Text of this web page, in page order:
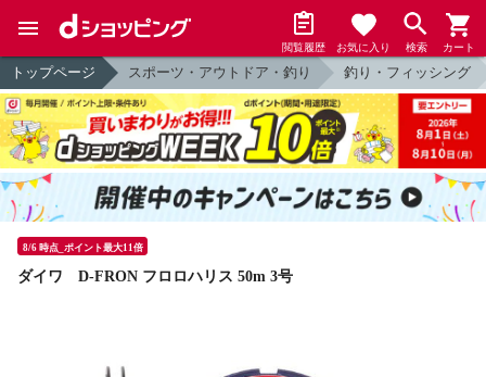
閲覧履歴 お気に入り 検索 カート
トップページ スポーツ・アウトドア・釣り 釣り・フィッシング
8/6 時点_ポイント最大11倍
ダイワ D-FRON フロロハリス 50m 3号